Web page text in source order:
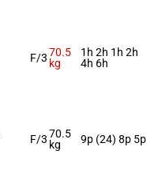
F/370.5
kg
1h 2h 1h 2h
4h 6h
F/370.5
kg
9p (24) 8p 5p